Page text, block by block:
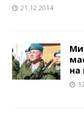
21.12.2014
на